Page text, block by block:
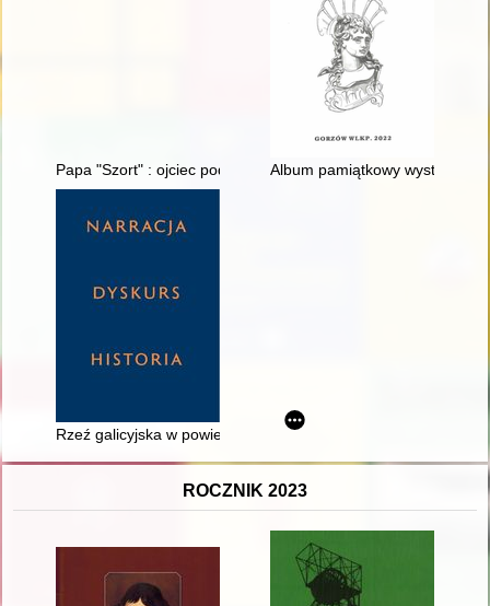
Papa "Szort" : ojciec podkomendnychAlbum pamiątkowy wystawy z
Rzeź galicyjska w powieściach i wypowiedziach Zygmunta
ROCZNIK 2023